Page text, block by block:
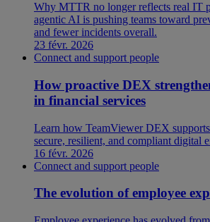
Why MTTR no longer reflects real IT
agentic AI is pushing teams toward
and fewer incidents overall.
23 févr. 2026
Connect and support people
How proactive DEX
in financial services
Learn how TeamViewer DEX
secure, resilient, and compliant digital
16 févr. 2026
Connect and support people
The evolution of employee